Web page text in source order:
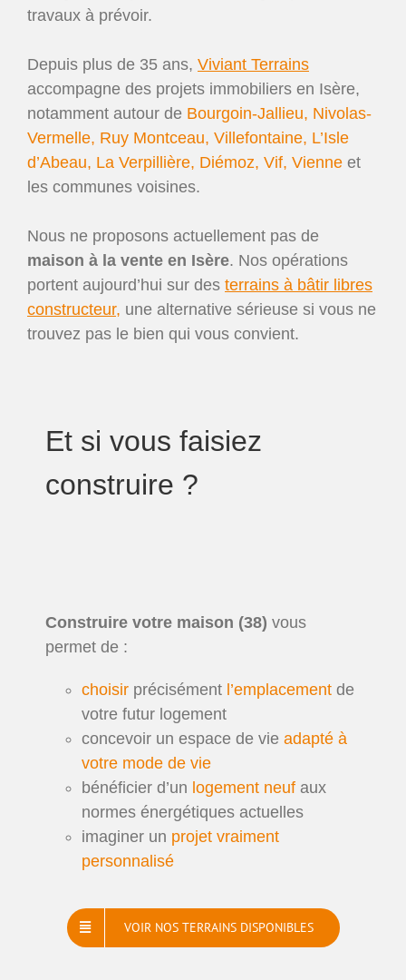
travaux à prévoir.
Depuis plus de 35 ans, Viviant Terrains
accompagne des projets immobiliers en Isère,
notamment autour de Bourgoin-Jallieu, Nivolas-
Vermelle, Ruy Montceau, Villefontaine, L’Isle
d’Abeau, La Verpillière, Diémoz, Vif, Vienne et
les communes voisines.
Nous ne proposons actuellement pas de
maison à la vente en Isère. Nos opérations
portent aujourd’hui sur des terrains à bâtir libres
constructeur, une alternative sérieuse si vous ne
trouvez pas le bien qui vous convient.
Et si vous faisiez
construire ?
Construire votre maison (38) vous
permet de :
choisir précisément l’emplacement de
votre futur logement
concevoir un espace de vie adapté à
votre mode de vie
bénéficier d’un logement neuf aux
normes énergétiques actuelles
imaginer un projet vraiment
personnalisé
VOIR NOS TERRAINS DISPONIBLES